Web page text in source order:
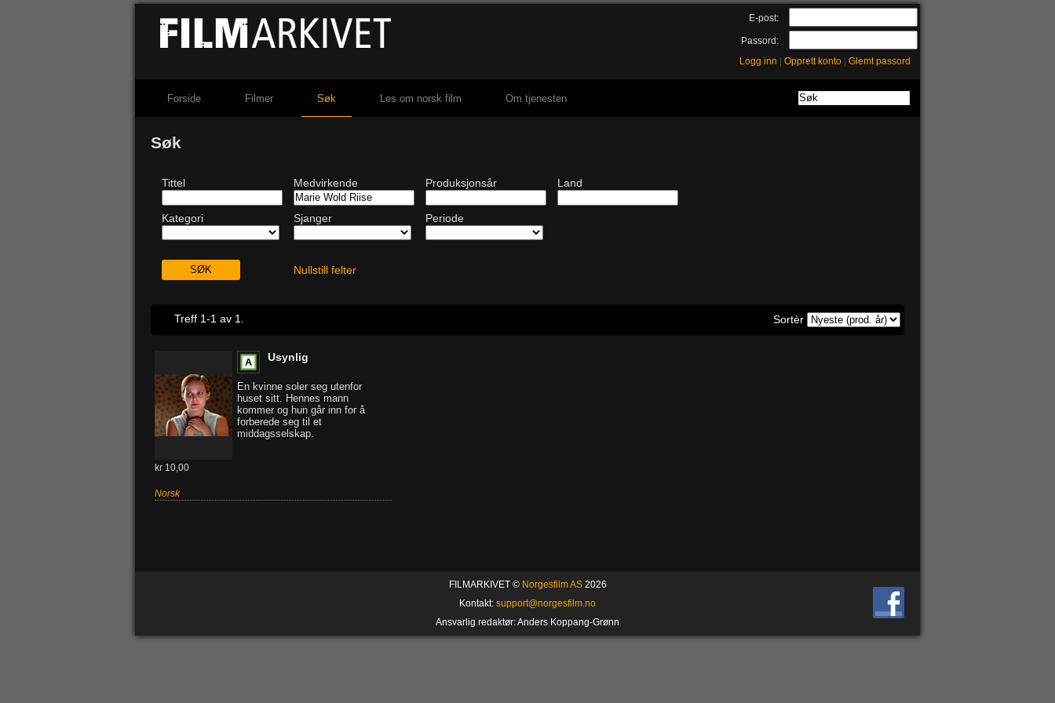
E-post:
Passord:
Logg inn
Opprett konto Glemt passord
Forside Filmer Søk Les om norsk film Om tjenesten
Søk
Tittel Medvirkende Produksjonsår Land
Kategori Sjanger Periode
Nullstill felter
Treff 1-1 av 1. Sortèr
Usynlig
En kvinne soler seg utenfor
huset sitt. Hennes mann
kommer og hun går inn for å
forberede seg til et
middagsselskap.
kr 10,00
Norsk
FILMARKIVET © Norgesfilm AS2026
Kontakt: support@norgesfilm.no
Ansvarlig redaktør: Anders Koppang-Grønn